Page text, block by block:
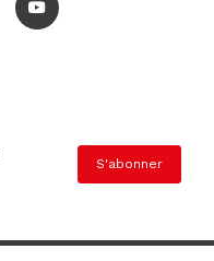
S'abonner